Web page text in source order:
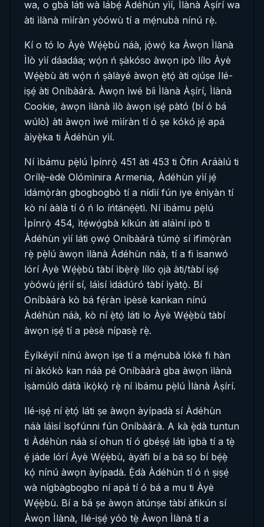
wa, o gbà láti wà lábẹ́ Àdéhùn yìí, Ìlànà Àṣírí wa
àti ìlànà mìíràn yòówù tí a mẹ́nubà nínú rẹ̀.
Kí o tó lo Àyè Wẹ́ẹ̀bù náà, jọ̀wọ́ ka Àwọn Ìlànà
Ìlò yìí dáadáa; wọ́n ń ṣàkóso àwọn ipò lílo Àyè
Wẹ́ẹ̀bù àti wọ́n ń ṣàlàyé àwọn ẹ̀tọ́ àti ojúṣe Ilé-
iṣẹ́ àti Oníbàárà. Àwọn ìwé bíi Ìlànà Àṣírí, Ìlànà
Cookie, àwọn ìlànà ìlò àwọn iṣẹ́ pàtó (bí ó bá
wúlò) àti àwọn ìwé mìíràn tí ó ṣe kókó jẹ́ apá
àìyẹ̀ka ti Àdéhùn yìí.
Ní ìbámu pẹ̀lú Ìpínrọ̀ 451 àti 453 ti Òfin Aráàlú ti
Orílẹ̀-èdè Olómìnira Armenia, Àdéhùn yìí jẹ́
ìdámọ̀ràn gbogbogbò tí a nídìí fún iye ènìyàn tí
kò ní ààlà tí ó ń lo íńtánẹ́ẹ̀tì. Ní ìbámu pẹ̀lú
Ìpínrọ̀ 454, ìtẹ́wọ́gbà kíkún àti aláìní ipò ti
Àdéhùn yìí láti ọwọ́ Oníbàárà túmọ̀ sí ìfìmọ̀ràn
rẹ̀ pẹ̀lú àwọn ìlànà Àdéhùn náà, tí a fi ìsanwó
lórí Àyè Wẹ́ẹ̀bù tàbí ìbẹ̀rẹ̀ lílo ọjà àti/tàbí iṣẹ́
yòówù jẹ́rìí sí, láìsí ìdádúró tàbí ìyàtọ̀. Bí
Oníbàárà kò bá fẹ́ràn ìpèsè kankan nínú
Àdéhùn náà, kò ní ẹ̀tọ́ láti lo Àyè Wẹ́ẹ̀bù tàbí
àwọn iṣẹ́ tí a pèsè nípasẹ̀ rẹ̀.
Èyíkéyìí nínú àwọn ìṣe tí a mẹ́nubà lókè fi hàn
ní àkókò kan náà pé Oníbàárà gba àwọn ìlànà
ìṣàmúlò dátà ìkọ̀kọ̀ rẹ̀ ní ìbámu pẹ̀lú Ìlànà Àṣírí.
Ilé-iṣẹ́ ní ẹ̀tọ́ láti ṣe àwọn àyípadà sí Àdéhùn
náà láìsí ìsọfúnni fún Oníbàárà. A kà ẹ̀dà tuntun
ti Àdéhùn náà sí ohun tí ó gbéṣẹ́ láti ìgbà tí a tẹ̀
ẹ́ jáde lórí Àyè Wẹ́ẹ̀bù, àyàfi bí a bá sọ bí bẹ́ẹ̀
kọ́ nínú àwọn àyípadà. Ẹ̀dà Àdéhùn tí ó ń ṣiṣẹ́
wà nígbàgbogbo ní apá tí ó bá a mu ti Àyè
Wẹ́ẹ̀bù. Bí a bá ṣe àwọn àtúnṣe tàbí àfikún sí
Àwọn Ìlànà, Ilé-iṣẹ́ yóò tẹ̀ Àwọn Ìlànà tí a